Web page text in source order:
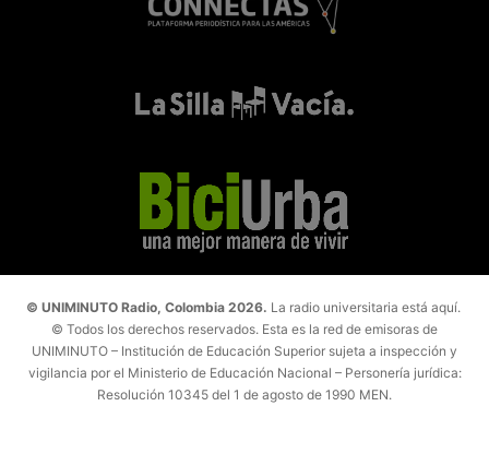
© UNIMINUTO Radio, Colombia 2026. La radio universitaria está aquí.
© Todos los derechos reservados. Esta es la red de emisoras de
UNIMINUTO – Institución de Educación Superior sujeta a inspección y
vigilancia por el Ministerio de Educación Nacional – Personería jurídica:
Resolución 10345 del 1 de agosto de 1990 MEN.